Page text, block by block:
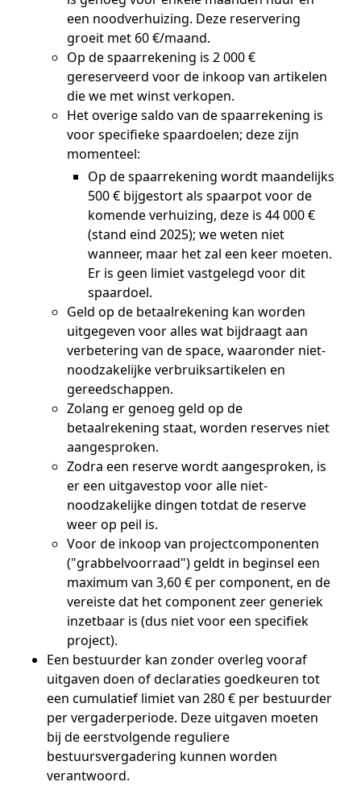
een noodverhuizing. Deze reservering
groeit met 60 €/maand.
Op de spaarrekening is 2 000 €
gereserveerd voor de inkoop van artikelen
die we met winst verkopen.
Het overige saldo van de spaarrekening is
voor specifieke spaardoelen; deze zijn
momenteel:
Op de spaarrekening wordt maandelijks
500 € bijgestort als spaarpot voor de
komende verhuizing, deze is 44 000 €
(stand eind 2025); we weten niet
wanneer, maar het zal een keer moeten.
Er is geen limiet vastgelegd voor dit
spaardoel.
Geld op de betaalrekening kan worden
uitgegeven voor alles wat bijdraagt aan
verbetering van de space, waaronder niet-
noodzakelijke verbruiksartikelen en
gereedschappen.
Zolang er genoeg geld op de
betaalrekening staat, worden reserves niet
aangesproken.
Zodra een reserve wordt aangesproken, is
er een uitgavestop voor alle niet-
noodzakelijke dingen totdat de reserve
weer op peil is.
Voor de inkoop van projectcomponenten
("grabbelvoorraad") geldt in beginsel een
maximum van 3,60 € per component, en de
vereiste dat het component zeer generiek
inzetbaar is (dus niet voor een specifiek
project).
Een bestuurder kan zonder overleg vooraf
uitgaven doen of declaraties goedkeuren tot
een cumulatief limiet van 280 € per bestuurder
per vergaderperiode. Deze uitgaven moeten
bij de eerstvolgende reguliere
bestuursvergadering kunnen worden
verantwoord.